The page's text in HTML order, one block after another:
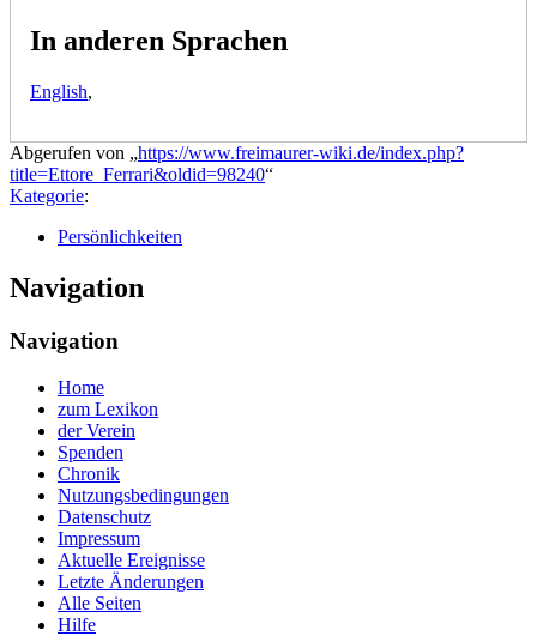
In anderen Sprachen
English,
Abgerufen von „https://www.freimaurer-wiki.de/index.php?
title=Ettore_Ferrari&oldid=98240“
Kategorie:
Persönlichkeiten
Navigation
Navigation
Home
zum Lexikon
der Verein
Spenden
Chronik
Nutzungsbedingungen
Datenschutz
Impressum
Aktuelle Ereignisse
Letzte Änderungen
Alle Seiten
Hilfe